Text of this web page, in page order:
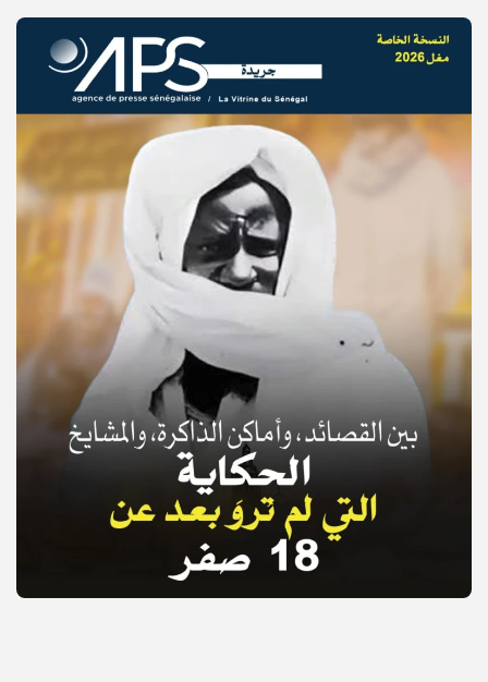
© Copyright 2025, APS